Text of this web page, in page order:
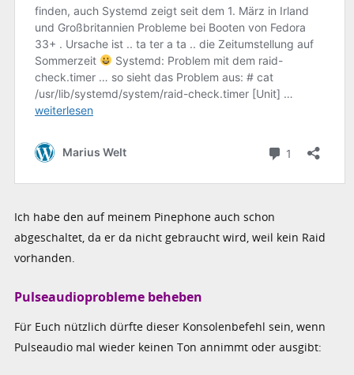
Ich habe den auf meinem Pinephone auch schon
abgeschaltet, da er da nicht gebraucht wird, weil kein Raid
vorhanden.
Pulseaudioprobleme beheben
Für Euch nützlich dürfte dieser Konsolenbefehl sein, wenn
Pulseaudio mal wieder keinen Ton annimmt oder ausgibt: